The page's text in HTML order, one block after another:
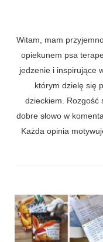
Witam, mam
opiekunem psa
jedzenie i inspirujące
którym dzielę się
dzieckiem. Rozgość
dobre słowo w
Każda opinia